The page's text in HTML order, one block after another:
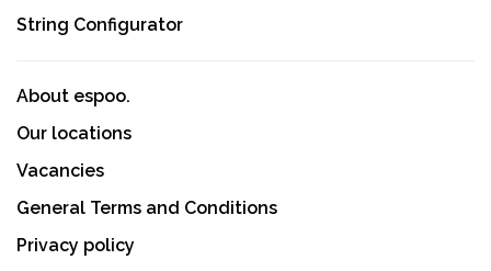
String Configurator
About espoo.
Our locations
Vacancies
General Terms and Conditions
Privacy policy